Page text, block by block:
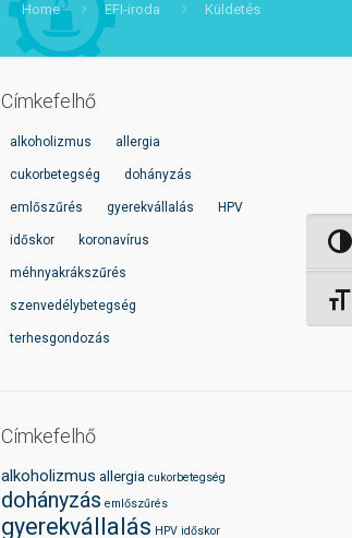
Home EFI-iroda Küldetés
Címkefelhő
alkoholizmus allergia
cukorbetegség dohányzás
emlőszűrés gyerekvállalás HPV
időskor koronavírus
méhnyakrákszűrés
szenvedélybetegség
terhesgondozás
Címkefelhő
alkoholizmus allergia cukorbetegség
dohányzás emlőszűrés
gyerekvállalás HPV időskor